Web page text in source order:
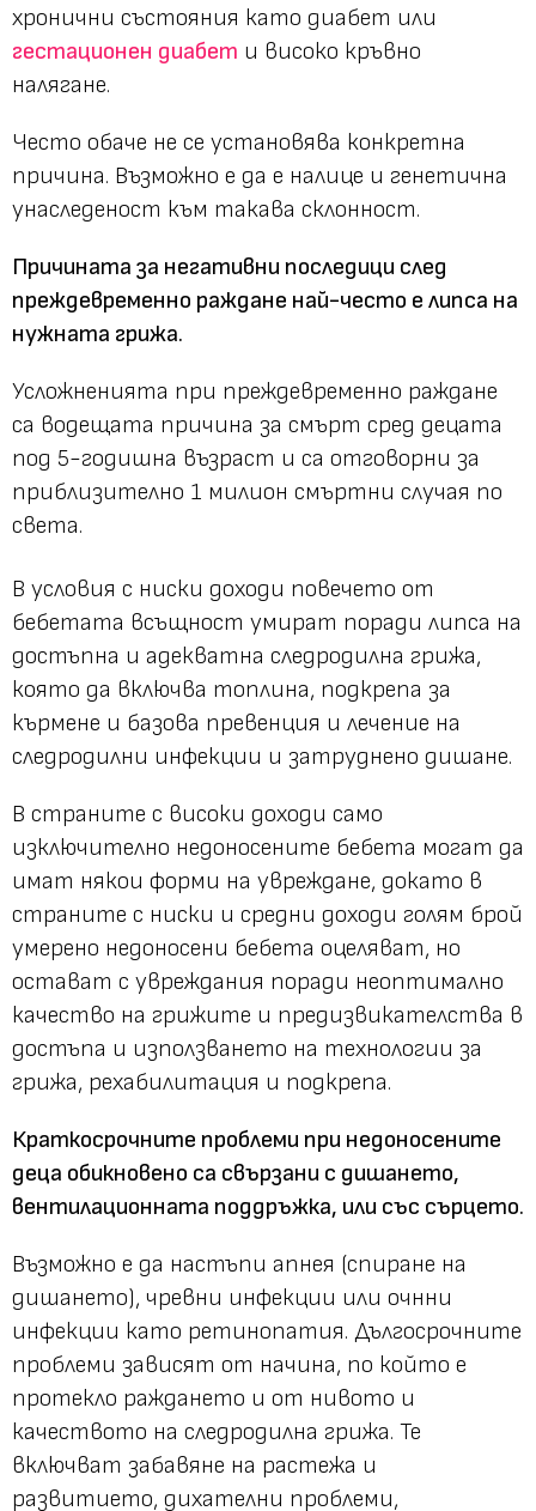
хронични състояния като диабет или
гестационен диабет и високо кръвно
налягане.
Често обаче не се установява конкретна
причина. Възможно е да е налице и генетична
унаследеност към такава склонност.
Причината за негативни последици след
преждевременно раждане най-често е липса на
нужната грижа.
Усложненията при преждевременно раждане
са водещата причина за смърт сред децата
под 5-годишна възраст и са отговорни за
приблизително 1 милион смъртни случая по
света.
В условия с ниски доходи повечето от
бебетата всъщност умират поради липса на
достъпна и адекватна следродилна грижа,
която да включва топлина, подкрепа за
кърмене и базова превенция и лечение на
следродилни инфекции и затруднено дишане.
В страните с високи доходи само
изключително недоносените бебета могат да
имат някои форми на увреждане, докато в
страните с ниски и средни доходи голям брой
умерено недоносени бебета оцеляват, но
остават с увреждания поради неоптимално
качество на грижите и предизвикателства в
достъпа и използването на технологии за
грижа, рехабилитация и подкрепа.
Краткосрочните проблеми при недоносените
деца обикновено са свързани с дишането,
вентилационната поддръжка, или със сърцето.
Възможно е да настъпи апнея (спиране на
дишането), чревни инфекции или очнни
инфекции като ретинопатия. Дългосрочните
проблеми зависят от начина, по който е
протекло раждането и от нивото и
качеството на следродилна грижа. Те
включват забавяне на растежа и
развитието, дихателни проблеми,